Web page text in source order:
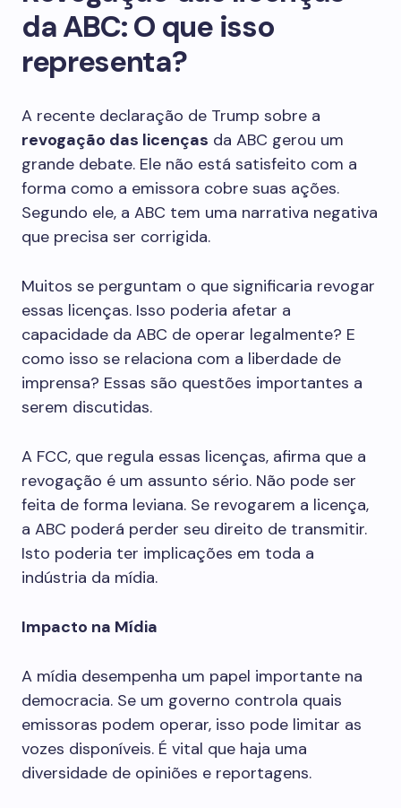
da ABC: O que isso
representa?
A recente declaração de Trump sobre a
revogação das licenças da ABC gerou um
grande debate. Ele não está satisfeito com a
forma como a emissora cobre suas ações.
Segundo ele, a ABC tem uma narrativa negativa
que precisa ser corrigida.
Muitos se perguntam o que significaria revogar
essas licenças. Isso poderia afetar a
capacidade da ABC de operar legalmente? E
como isso se relaciona com a liberdade de
imprensa? Essas são questões importantes a
serem discutidas.
A FCC, que regula essas licenças, afirma que a
revogação é um assunto sério. Não pode ser
feita de forma leviana. Se revogarem a licença,
a ABC poderá perder seu direito de transmitir.
Isto poderia ter implicações em toda a
indústria da mídia.
Impacto na Mídia
A mídia desempenha um papel importante na
democracia. Se um governo controla quais
emissoras podem operar, isso pode limitar as
vozes disponíveis. É vital que haja uma
diversidade de opiniões e reportagens.